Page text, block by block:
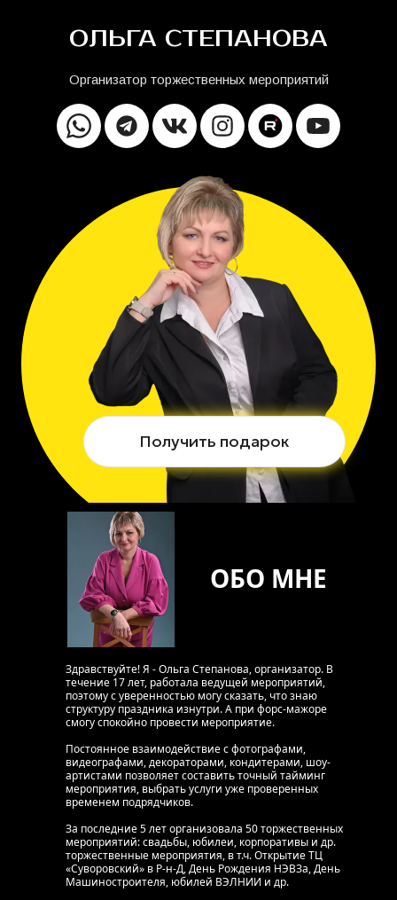
Организатор торжественных мероприятий
ОЛЬГА СТЕПАНОВА
Получить подарок
Здравствуйте! Я - Ольга Степанова, организатор. В
течение 17 лет, работала ведущей мероприятий,
поэтому с уверенностью могу сказать, что знаю
структуру праздника изнутри. А при форс-мажоре
смогу спокойно провести мероприятие.
Постоянное взаимодействие с фотографами,
видеографами, декораторами, кондитерами, шоу-
артистами позволяет составить точный тайминг
мероприятия, выбрать услуги уже проверенных
временем подрядчиков.
За последние 5 лет организовала 50 торжественных
мероприятий: свадьбы, юбилеи, корпоративы и др.
торжественные мероприятия, в т.ч. Открытие ТЦ
«Суворовский» в Р-н-Д, День Рождения НЭВЗа, День
Машиностроителя, юбилей ВЭЛНИИ и др.
ОБО МНЕ